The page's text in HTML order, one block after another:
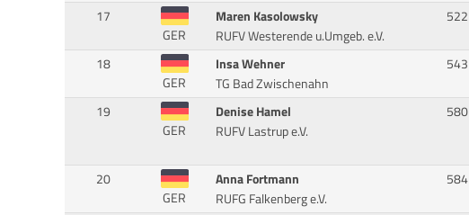
17
GER
Maren Kasolowsky
RUFV Westerende u.Umgeb. e.V.
522
18
GER
Insa Wehner
TG Bad Zwischenahn
543
19
GER
Denise Hamel
RUFV Lastrup e.V.
580
20
GER
Anna Fortmann
RUFG Falkenberg e.V.
584